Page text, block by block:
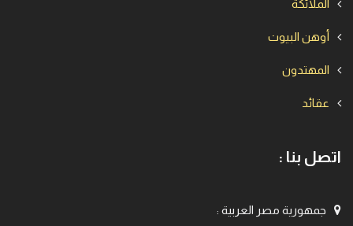
الملائكة
أوهن البيوت
المهتدون
عقائد
اتصل بنا :
جمهورية مصر العربية :